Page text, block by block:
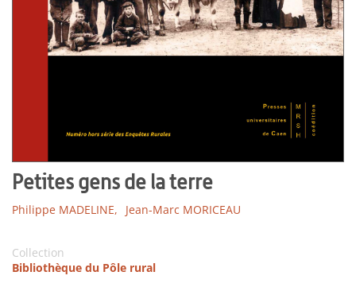
Petites gens de la terre
Philippe MADELINE, Jean-Marc MORICEAU
Collection
Bibliothèque du Pôle rural